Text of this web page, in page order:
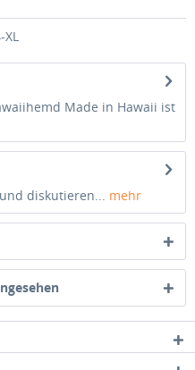
XL
Made in Hawaii ist
diskutieren... mehr